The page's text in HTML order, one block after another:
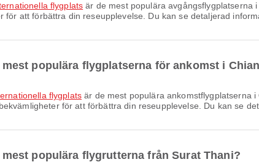
flygplats är de mest populära avgångsflygplatserna
för att förbättra din reseupplevelse. Du kan se detaljerad
populära flygplatserna för ankomst i
flygplats är de mest populära ankomstflygplatserna
för att förbättra din reseupplevelse. Du kan se
populära flygrutterna från Surat Thani?